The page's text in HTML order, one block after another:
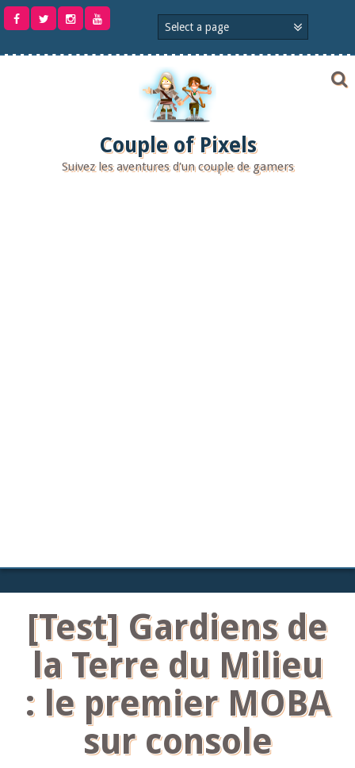
Aller
Couple of Pixels
Suivez les aventures d'un couple de gamers
[Test] Gardiens de
la Terre du Milieu
: le premier MOBA
sur console